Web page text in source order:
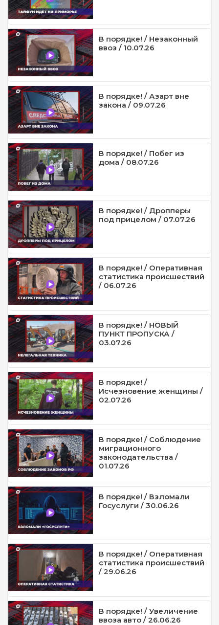
В порядке! / Незаконный
ввоз / 10.07.26
В порядке! / Азарт вне
закона / 09.07.26
В порядке! / Побег из
дома / 08.07.26
В порядке! / Дропперы
под прицелом / 07.07.26
В порядке! / Оперативная
статистика происшествий
/ 06.07.26
В порядке! / НОВЫЙ
ПУНКТ ПРОПУСКА /
03.07.26
В порядке! /
Исчезновение женщины /
02.07.26
В порядке! / Соблюдение
миграционного
законодательства /
01.07.26
В порядке! / Взломали
Госуслуги / 30.06.26
В порядке! / Оперативная
статистика происшествий
/ 29.06.26
В порядке! / Увеличение
ввоза авто / 26.06.26